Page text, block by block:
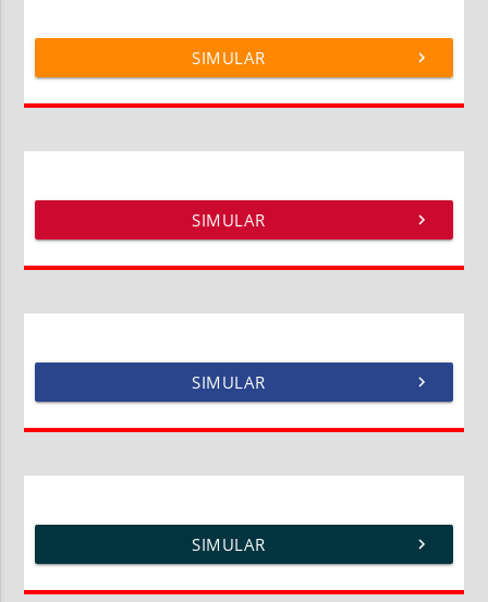
chevron_right
SIMULAR
chevron_right
SIMULAR
chevron_right
SIMULAR
chevron_right
SIMULAR